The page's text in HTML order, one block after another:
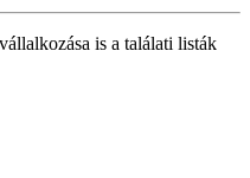
is a találati listák